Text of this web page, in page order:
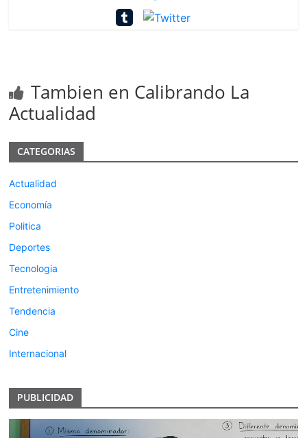
Tambien en Calibrando La
Actualidad
CATEGORIAS
Actualidad
Economía
Politica
Deportes
Tecnologia
Entretenimiento
Tendencia
Cine
Internacional
PUBLICIDAD